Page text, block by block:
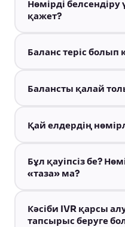
Нөмірді
қажет?
Баланс теріс болып
Балансты қалай
Қай елдердің
Бұл қауіпсіз бе?
«таза» ма?
Кәсіби IVR қарсы
тапсырыс беруге